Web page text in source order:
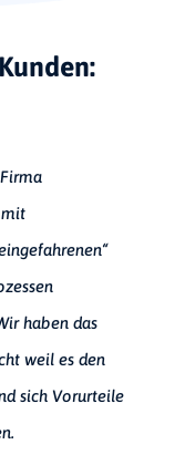
haben das
weil es den
sich Vorurteile